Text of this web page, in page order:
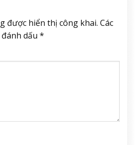
được hiển thị công khai. Các
dấu *